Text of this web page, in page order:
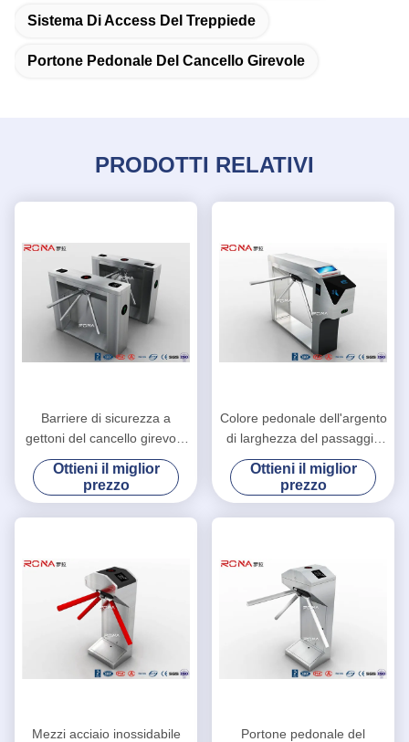
Sistema Di Access Del Treppiede
Portone Pedonale Del Cancello Girevole
PRODOTTI RELATIVI
Barriere di sicurezza a
gettoni del cancello girevole
del braccio di goccia con la
soluzione affidabile
dell'entrata
Ottieni il miglior
prezzo
Colore pedonale dell'argento
di larghezza del passaggio
del sistema 550mm di
Access del treppiede del
controllo di accesso
Ottieni il miglior
prezzo
Mezzi acciaio inossidabile
Portone pedonale del